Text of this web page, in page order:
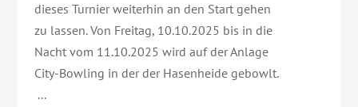
dieses Turnier weiterhin an den Start gehen
zu lassen. Von Freitag, 10.10.2025 bis in die
Nacht vom 11.10.2025 wird auf der Anlage
City-Bowling in der der Hasenheide gebowlt.
...